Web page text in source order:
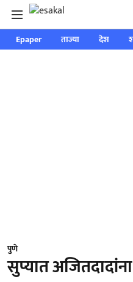
Epaper ताज्या देश
पुणे
सुप्यात